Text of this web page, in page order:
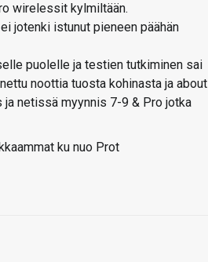
wirelessit kylmiltään.
jotenki istunut pieneen päähän
puolelle ja testien tutkiminen sai
noottia tuosta kohinasta ja about
ja netissä myynnis 7-9 & Pro jotka
ku nuo Prot